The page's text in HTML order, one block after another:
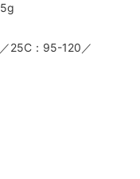
25C：95-120／